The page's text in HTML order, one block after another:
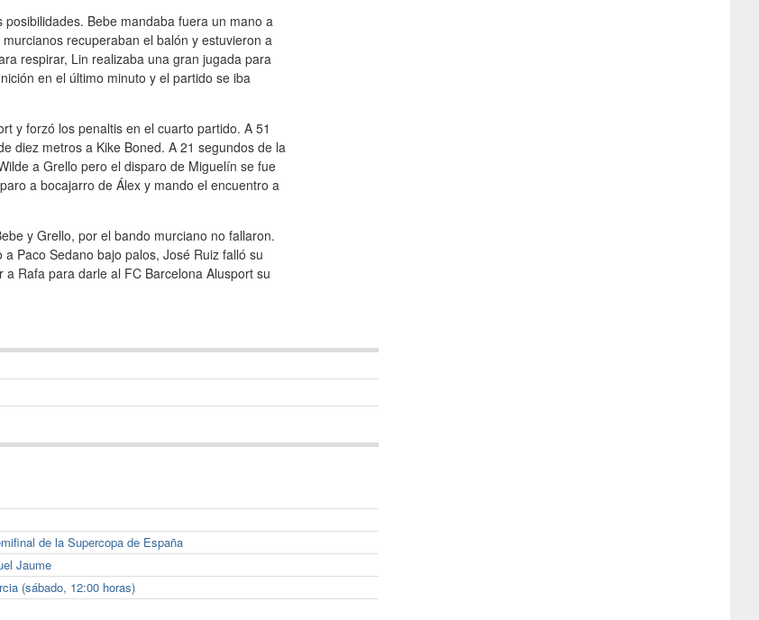
Bebe mandaba fuera un mano a
recuperaban el balón y estuvieron a
respirar, Lin realizaba una gran jugada para
en el último minuto y el partido se iba
y forzó los penaltis en el cuarto partido. A 51
diez metros a Kike Boned. A 21 segundos de la
a Grello pero el disparo de Miguelín se fue
a bocajarro de Álex y mando el encuentro a
y Grello, por el bando murciano no fallaron.
Paco Sedano bajo palos, José Ruiz falló su
Rafa para darle al FC Barcelona Alusport su
de la Supercopa de España
Jaume
(sábado, 12:00 horas)